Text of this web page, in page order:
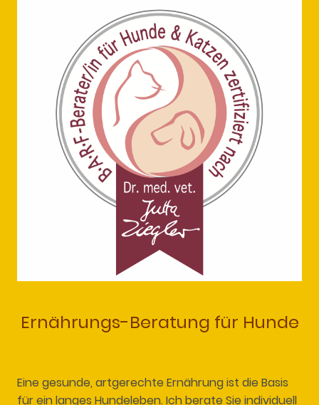
Ernährungs-Beratung für Hunde
Eine gesunde, artgerechte Ernährung ist die Basis
für ein langes Hundeleben. Ich berate Sie individuell